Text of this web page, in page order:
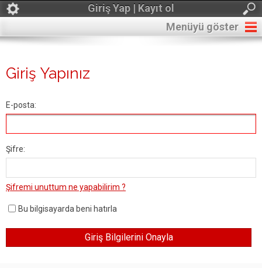
Giriş Yap | Kayıt ol
Menüyü göster
Giriş Yapınız
E-posta:
Şifre:
Şifremi unuttum ne yapabilirim ?
Bu bilgisayarda beni hatırla